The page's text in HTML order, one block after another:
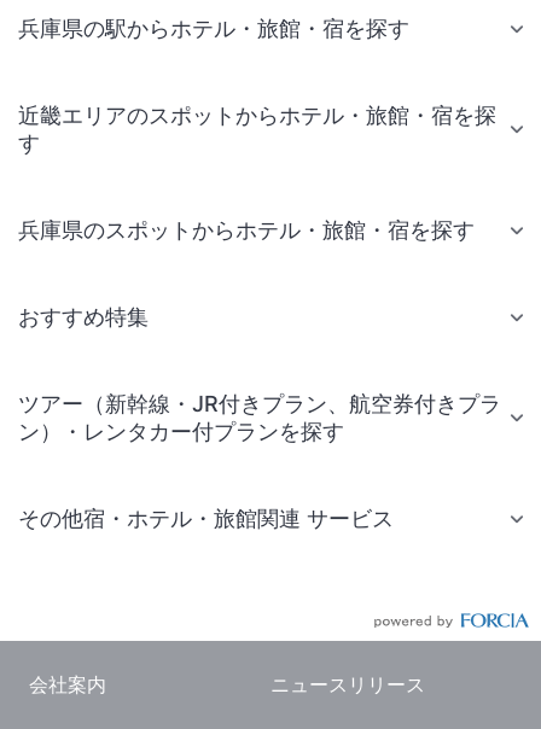
兵庫県の駅からホテル・旅館・宿を探す
近畿エリアのスポットからホテル・旅館・宿を探
す
兵庫県のスポットからホテル・旅館・宿を探す
おすすめ特集
ツアー（新幹線・JR付きプラン、航空券付きプラ
ン）・レンタカー付プランを探す
その他宿・ホテル・旅館関連 サービス
会社案内 ニュースリリース